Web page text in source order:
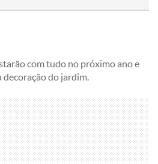
com tudo no próximo ano e
decoração do jardim.